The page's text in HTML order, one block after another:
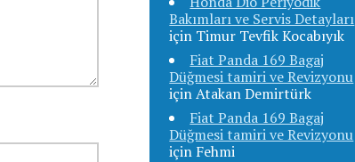
Bakımları ve Servis Detayları
için Timur Tevfik Kocabıyık
Fiat Panda 169 Bagaj
Düğmesi tamiri ve Revizyonu
içinAtakan Demirtürk
Fiat Panda 169 Bagaj
Düğmesi tamiri ve Revizyonu
için Fehmi